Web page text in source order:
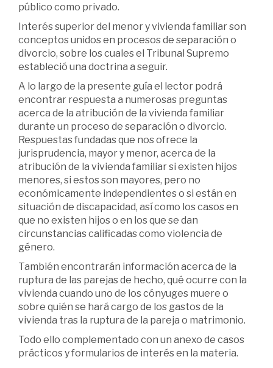
público como privado.
Interés superior del menor y vivienda familiar son
conceptos unidos en procesos de separación o
divorcio, sobre los cuales el Tribunal Supremo
estableció una doctrina a seguir.
A lo largo de la presente guía el lector podrá
encontrar respuesta a numerosas preguntas
acerca de la atribución de la vivienda familiar
durante un proceso de separación o divorcio.
Respuestas fundadas que nos ofrece la
jurisprudencia, mayor y menor, acerca de la
atribución de la vivienda familiar si existen hijos
menores, si estos son mayores, pero no
económicamente independientes o si están en
situación de discapacidad, así como los casos en
que no existen hijos o en los que se dan
circunstancias calificadas como violencia de
género.
También encontrarán información acerca de la
ruptura de las parejas de hecho, qué ocurre con la
vivienda cuando uno de los cónyuges muere o
sobre quién se hará cargo de los gastos de la
vivienda tras la ruptura de la pareja o matrimonio.
Todo ello complementado con un anexo de casos
prácticos y formularios de interés en la materia.